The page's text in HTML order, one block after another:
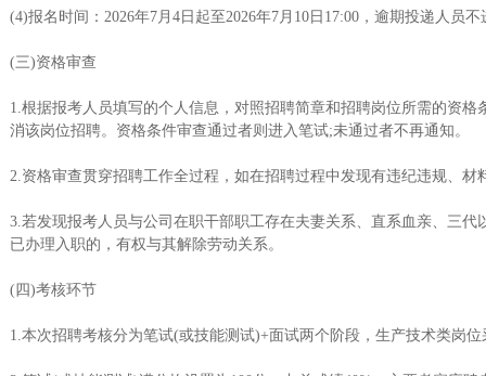
(4)报名时间：2026年7月4日起至2026年7月10日17:00，逾期投递人员
(三)资格审查
1.根据报考人员填写的个人信息，对照招聘简章和招聘岗位所需的资
消该岗位招聘。资格条件审查通过者则进入笔试;未通过者不再通知。
2.资格审查贯穿招聘工作全过程，如在招聘过程中发现有违纪违规、
3.若发现报考人员与公司在职干部职工存在夫妻关系、直系血亲、三
已办理入职的，有权与其解除劳动关系。
(四)考核环节
1.本次招聘考核分为笔试(或技能测试)+面试两个阶段，生产技术类岗